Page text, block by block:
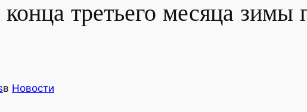
третьего месяца зимы
в Новости